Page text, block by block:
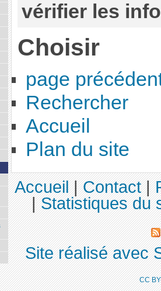
vérifier les
Choisir
page
Rechercher
Accueil
Plan du site
Accueil|Contact|
|Statistiques du
Site réalisé avec
CC